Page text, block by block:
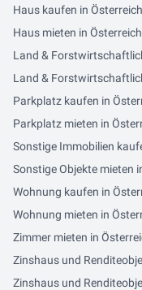
Haus kaufen in
Haus mieten in
Land &
Land &
Parkplatz kaufen in
Parkplatz mieten in
Sonstige Immobilien
Sonstige Objekte mieten
Wohnung kaufen in
Wohnung mieten in
Zimmer mieten in
Zinshaus und
Zinshaus und